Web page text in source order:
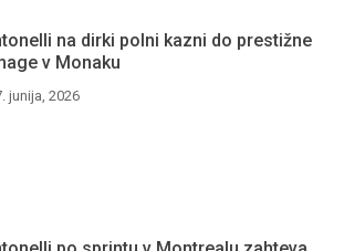
na dirki polni kazni do prestižne
v Monaku
junija, 2026